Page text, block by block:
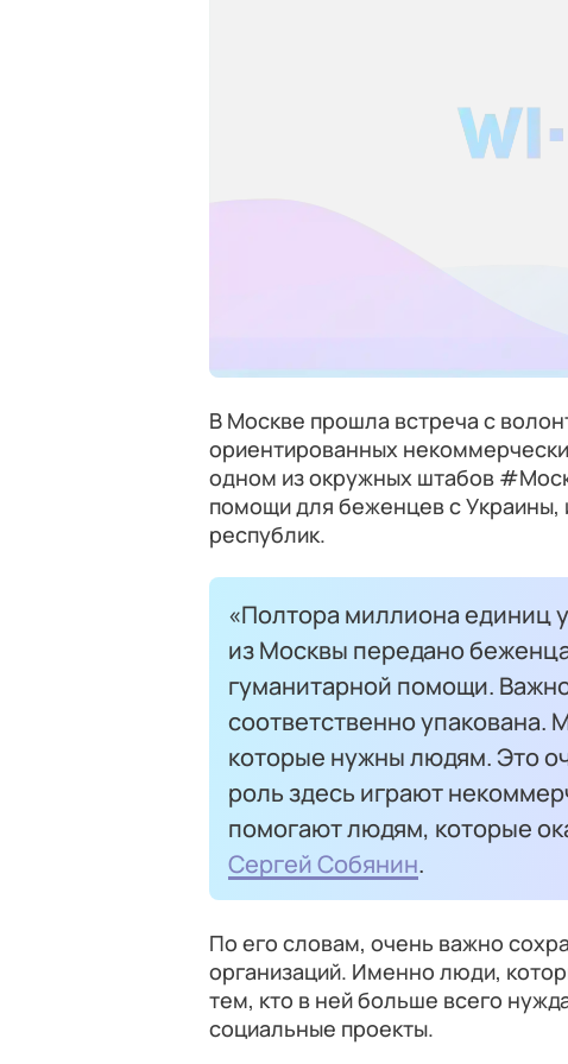
В Москве прошла встреча с
ориентированных
одном из окружных штабов
помощи для беженцев с Украины,
республик.
«Полтора миллиона единиц
из Москвы передано
гуманитарной помощи.
соответственно упакована.
которые нужны людям. Это
роль здесь играют
помогают людям, которые
Сергей Собянин.
По его словам, очень важно
организаций. Именно люди,
тем, кто в ней больше всего
социальные проекты.